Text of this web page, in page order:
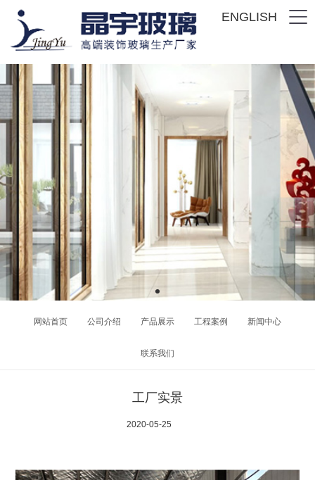
ENGLISH
网站首页 公司介绍 产品展示 工程案例 新闻中心
联系我们
工厂实景
2020-05-25